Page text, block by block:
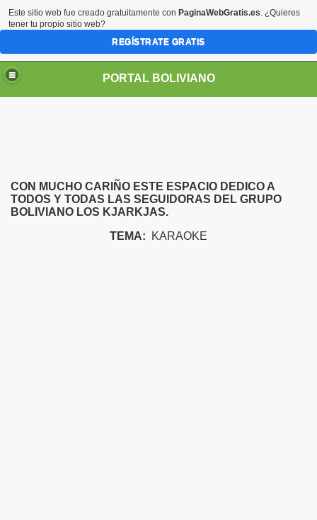
PORTAL BOLIVIANO
CON MUCHO CARIÑO ESTE ESPACIO DEDICO A
TODOS Y TODAS LAS SEGUIDORAS DEL GRUPO
BOLIVIANO LOS KJARKJAS.
TEMA: KARAOKE
Este sitio web fue creado gratuitamente con PaginaWebGratis.es. ¿Quieres
tener tu propio sitio web?
REGÍSTRATE GRATIS